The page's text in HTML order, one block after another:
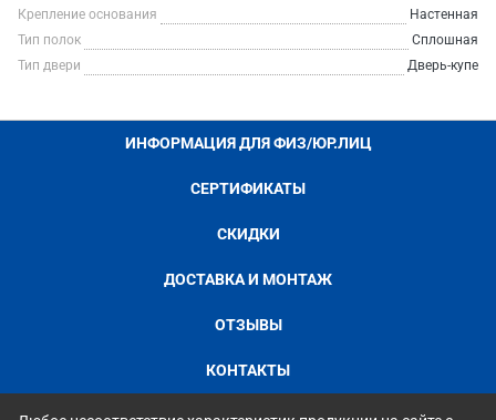
Крепление основания
Настенная
Тип полок
Сплошная
Тип двери
Дверь-купе
ИНФОРМАЦИЯ ДЛЯ ФИЗ/ЮР.ЛИЦ
СЕРТИФИКАТЫ
СКИДКИ
ДОСТАВКА И МОНТАЖ
ОТЗЫВЫ
КОНТАКТЫ